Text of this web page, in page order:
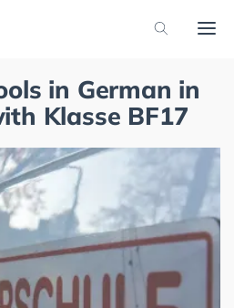
in German in
Klasse BF17